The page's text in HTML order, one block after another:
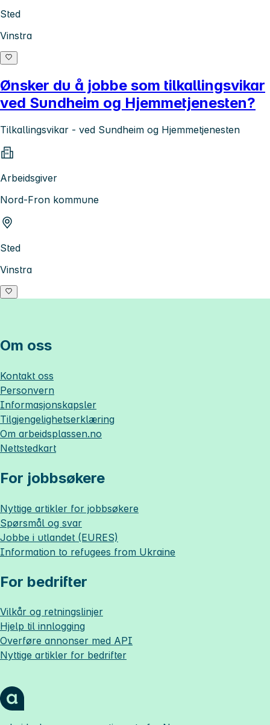
Sted
Vinstra
Ønsker du å jobbe som tilkallingsvikar
ved Sundheim og Hjemmetjenesten?
Tilkallingsvikar - ved Sundheim og Hjemmetjenesten
Arbeidsgiver
Nord-Fron kommune
Sted
Vinstra
Om oss
Kontakt oss
Personvern
Informasjonskapsler
Tilgjengelighetserklæring
Om arbeidsplassen.no
Nettstedkart
For jobbsøkere
Nyttige artikler for jobbsøkere
Spørsmål og svar
Jobbe i utlandet (EURES)
Information to refugees from Ukraine
For bedrifter
Vilkår og retningslinjer
Hjelp til innlogging
Overføre annonser med API
Nyttige artikler for bedrifter